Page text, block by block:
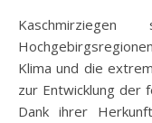
Klima und die
zur Entwicklung der
Dank ihrer